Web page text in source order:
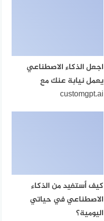
اجعل الذكاء الاصطناعي
يعمل نيابة عنك مع
customgpt.ai
كيف أستفيد من الذكاء
الاصطناعي في حياتي
اليومية؟